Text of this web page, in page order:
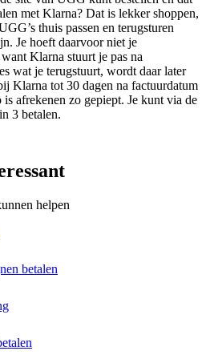
met Klarna? Dat is lekker shoppen,
thuis passen en terugsturen
Je hoeft daarvoor niet je
Klarna stuurt je pas na
wat je terugstuurt, wordt daar later
Klarna tot 30 dagen na factuurdatum
afrekenen zo gepiept. Je kunt via de
3 betalen.
helpen
betalen